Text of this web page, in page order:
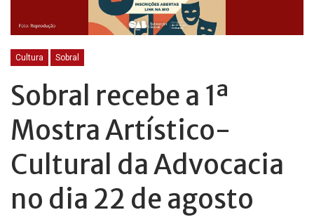
Cultura Sobral
Sobral recebe a 1ª
Mostra Artístico-
Cultural da Advocacia
no dia 22 de agosto